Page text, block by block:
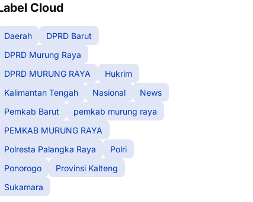
Cloud
Daerah
DPRD Barut
DPRD Murung Raya
DPRD MURUNG RAYA
Hukrim
Kalimantan Tengah
Nasional
News
Pemkab Barut
pemkab murung raya
PEMKAB MURUNG RAYA
Polresta Palangka Raya
Polri
Ponorogo
Provinsi Kalteng
Sukamara